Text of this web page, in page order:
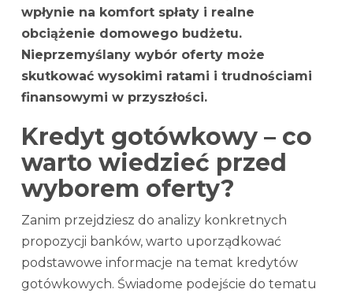
wpłynie na komfort spłaty i realne
obciążenie domowego budżetu.
Nieprzemyślany wybór oferty może
skutkować wysokimi ratami i trudnościami
finansowymi w przyszłości.
Kredyt gotówkowy – co
warto wiedzieć przed
wyborem oferty?
Zanim przejdziesz do analizy konkretnych
propozycji banków, warto uporządkować
podstawowe informacje na temat kredytów
gotówkowych. Świadome podejście do tematu